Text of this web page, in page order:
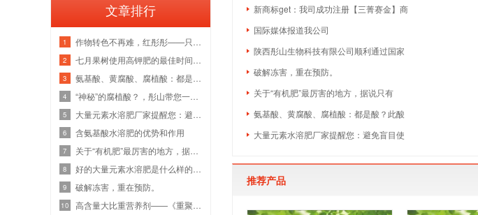
新商标get：我司成功注册【三菁赛金】商
国际媒体报道我公司
陕西彤山生物科技有限公司顺利通过国家
破解冻害，重在预防。
关于“有机肥”最厉害的地方，据说只有
氨基酸、黄腐酸、腐植酸：都是酸？此酸
大量元素水溶肥厂家提醒您：避免盲目使
推荐产品
文章排行
1
2
3
4
5
6 含氨基酸水溶肥的优势和作用
7
8
9 破解冻害，重在预防。
10